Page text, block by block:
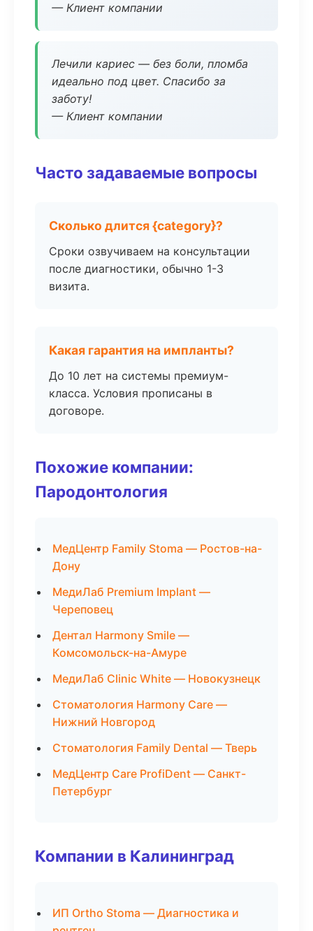
— Клиент компании
Лечили кариес — без боли, пломба
идеально под цвет. Спасибо за
заботу!
— Клиент компании
Часто задаваемые вопросы
Сколько длится {category}?
Сроки озвучиваем на консультации
после диагностики, обычно 1-3
визита.
Какая гарантия на импланты?
До 10 лет на системы премиум-
класса. Условия прописаны в
договоре.
Похожие компании:
Пародонтология
МедЦентр Family Stoma — Ростов-на-
Дону
МедиЛаб Premium Implant —
Череповец
Дентал Harmony Smile —
Комсомольск-на-Амуре
МедиЛаб Clinic White — Новокузнецк
Стоматология Harmony Care —
Нижний Новгород
Стоматология Family Dental — Тверь
МедЦентр Care ProfiDent — Санкт-
Петербург
Компании в Калининград
ИП Ortho Stoma — Диагностика и